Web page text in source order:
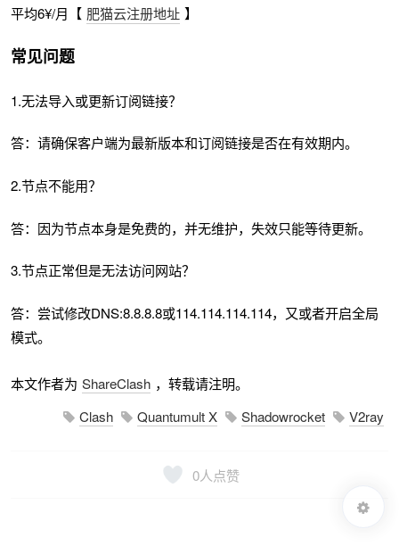
平均6¥/月【 肥猫云注册地址 】
常见问题
1.无法导入或更新订阅链接？
答：请确保客户端为最新版本和订阅链接是否在有效期内。
2.节点不能用？
答：因为节点本身是免费的，并无维护，失效只能等待更新。
3.节点正常但是无法访问网站？
答：尝试修改DNS:8.8.8.8或114.114.114.114，又或者开启全局
模式。
本文作者为 ShareClash ，转载请注明。
Clash
Quantumult X Shadowrocket V2ray
0人点赞